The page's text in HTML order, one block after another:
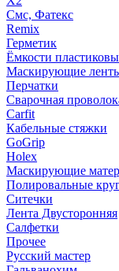
Смс, Фатекс
Remix
Герметик
Ёмкости
Маскирующие
Перчатки
Сварочная
Carfit
Кабельные стяжки
GoGrip
Holex
Маскирующие
Полировальные
Ситечки
Лента Двусторонняя
Салфетки
Прочее
Русский мастер